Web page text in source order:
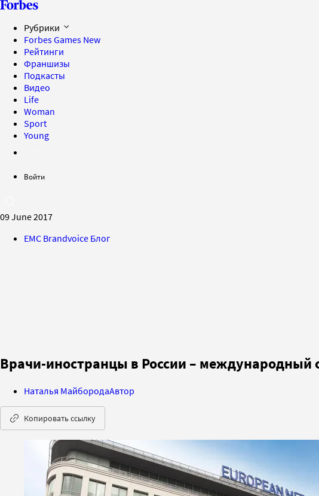
Рубрики
Forbes Games New
Рейтинги
Франшизы
Подкасты
Видео
Life
Woman
Sport
Young
Войти
09 June 2017
EMC Brandvoice Блог
Врачи-иностранцы в России – международный
Наталья МайбородаАвтор
Копировать ссылку